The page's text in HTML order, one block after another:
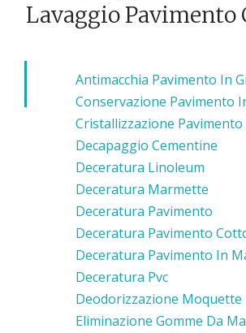
Lavaggio Pavimento
Antimacchia Pavimento In
Conservazione Pavimento
Cristallizzazione
Decapaggio Cementine
Deceratura Linoleum
Deceratura Marmette
Deceratura Pavimento
Deceratura Pavimento
Deceratura Pavimento In
Deceratura Pvc
Deodorizzazione Moquette